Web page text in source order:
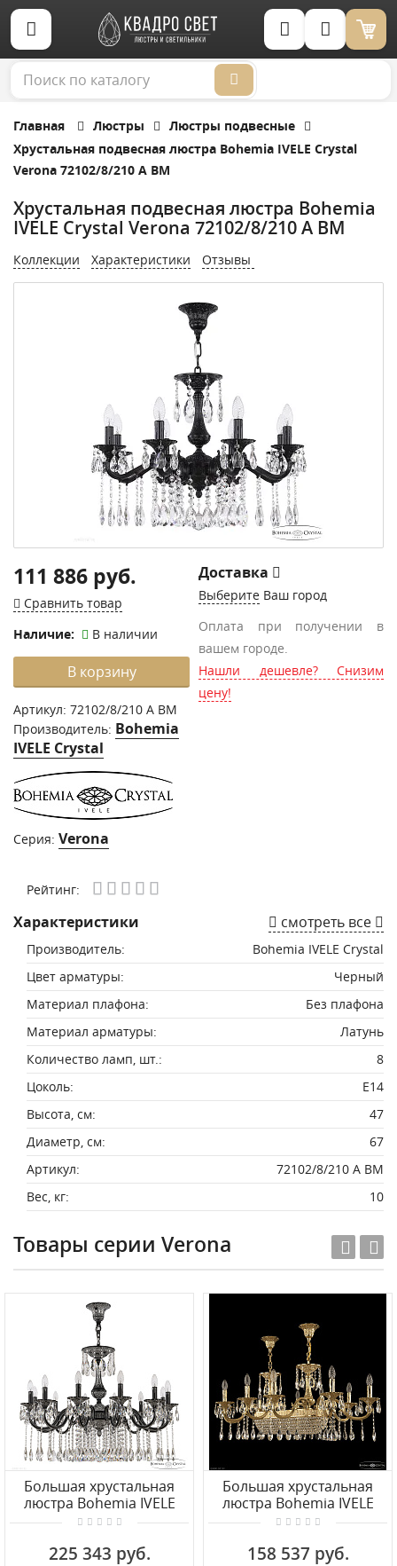
Корзина (0)
Главная Люстры
Люстры подвесные
Хрустальная подвесная люстра Bohemia IVELE Crystal
Verona 72102/8/210 A BM
Хрустальная подвесная люстра Bohemia
IVELE Crystal Verona 72102/8/210 A BM
Коллекции Характеристики Отзывы
111 886 руб.
Сравнить товар
Наличие:
В наличии
В корзину
Артикул: 72102/8/210 A BM
Производитель: Bohemia
IVELE Crystal
Серия: Verona
Доставка
Выберите Ваш город
Оплата при получении в
вашем городе.
Нашли дешевле? Снизим
цену!
Рейтинг:
Характеристики смотреть все
Производитель:
Bohemia IVELE Crystal
Цвет арматуры:
Черный
Материал плафона:
Без плафона
Материал арматуры:
Латунь
Количество ламп, шт.:
8
Цоколь:
E14
Высота, см:
47
Диаметр, см:
67
Артикул:
72102/8/210 A BM
Вес, кг:
10
Товары серии Verona
Большая хрустальная
люстра Bohemia IVELE
Crystal Verona
225 343 руб.
Большая хрустальная
люстра Bohemia IVELE
Crystal Verona
158 537 руб.